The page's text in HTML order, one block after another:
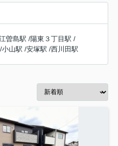
曽島駅 /陽東３丁目駅 /
/小山駅 /安塚駅 /西川田駅